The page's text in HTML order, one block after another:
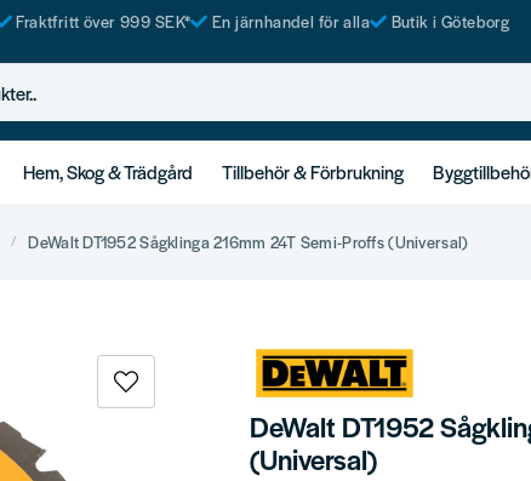
Fraktfritt över 999 SEK* En järnhandel för alla Butik i Göteborg
Hem, Skog & Trädgård Tillbehör & Förbrukning
DeWalt DT1952 Sågklinga 216mm 24T Semi-Proffs (Universal)
DeWalt DT1952
(Universal)